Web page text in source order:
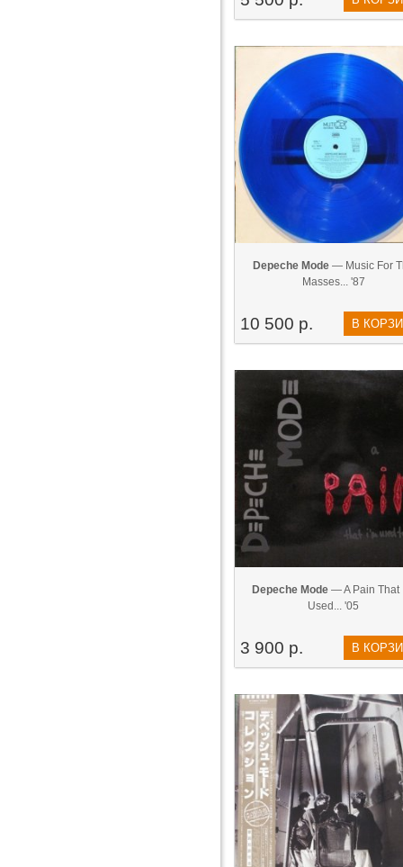
Depeche Mode— Music For
Masses... '87
10 500 р. В
Depeche Mode— A Pain That
Used... '05
3 900 р. В